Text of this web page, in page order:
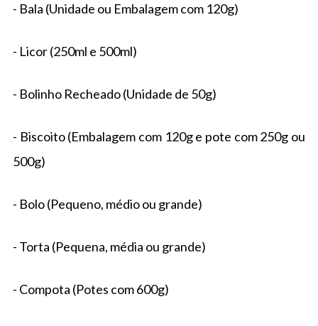
- Bala (Unidade ou Embalagem com 120g)
- Licor (250ml e 500ml)
- Bolinho Recheado (Unidade de 50g)
- Biscoito (Embalagem com 120g e pote com 250g ou
500g)
- Bolo (Pequeno, médio ou grande)
- Torta (Pequena, média ou grande)
- Compota (Potes com 600g)